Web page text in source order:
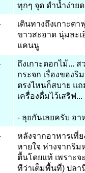
ทุกๆ จุด ดำน้ำง่าย
เดินทางถึงเกาะต
ขาวสะอาด นุ่มละ
แคนนู
ถึงเกาะดอกไม้...
กระจก เรื่องของ
ตรงไหนก็สบาย แ
เครื่องดื่มไว้เสริฟ...
- ลุยกันเลยครับ อา
หลังจากอาหารเที่
หายใจ ห่างจากริ
ตื้นโดยแท้ เพราะ
ทีว่าเต็มพื้นที่) ปลา